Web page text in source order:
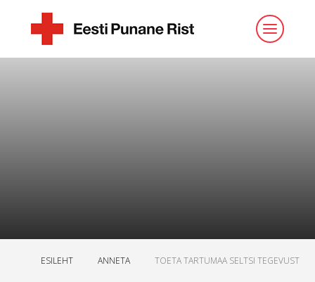
ESILEHT ANNETA TOETA TARTUMAA SELTSI TEGEVUST